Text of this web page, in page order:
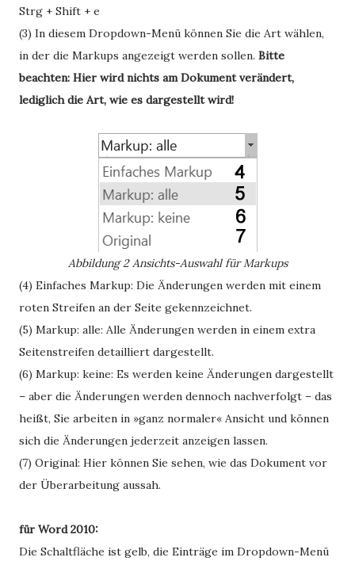
Strg + Shift + e
(3) In diesem Dropdown-Menü können Sie die Art wählen,
in der die Markups angezeigt werden sollen. Bitte
beachten: Hier wird nichts am Dokument verändert,
lediglich die Art, wie es dargestellt wird!
Abbildung 2Ansichts-Auswahl für Markups
(4) Einfaches Markup: Die Änderungen werden mit einem
roten Streifen an der Seite gekennzeichnet.
(5) Markup: alle: Alle Änderungen werden in einem extra
Seitenstreifen detailliert dargestellt.
(6) Markup: keine: Es werden keine Änderungen dargestellt
– aber die Änderungen werden dennoch nachverfolgt – das
heißt, Sie arbeiten in »ganz normaler« Ansicht und können
sich die Änderungen jederzeit anzeigen lassen.
(7) Original: Hier können Sie sehen, wie das Dokument vor
der Überarbeitung aussah.
für Word 2010:
Die Schaltfläche ist gelb, die Einträge im Dropdown-Menü